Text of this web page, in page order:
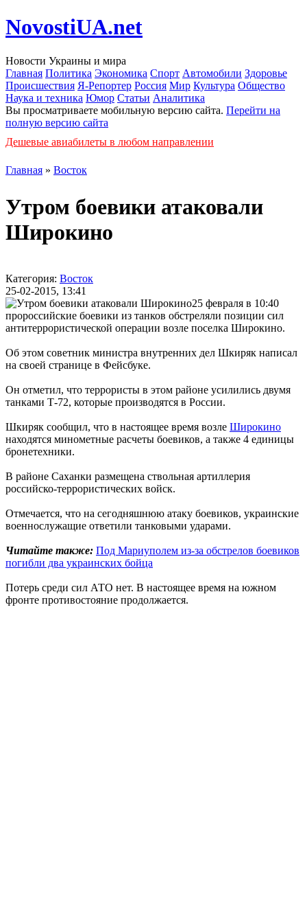
NovostiUA.net
Новости Украины и мира
Главная Политика Экономика Спорт Автомобили Здоровье
Происшествия Я-Репортер Россия Мир Культура Общество
Наука и техника Юмор Статьи Аналитика
Вы просматриваете мобильную версию сайта. Перейти на
полную версию сайта
Дешевые авиабилеты в любом направлении
Главная » Восток
Утром боевики атаковали
Широкино
Категория: Восток
25-02-2015, 13:41
25 февраля в 10:40
пророссийские боевики из танков обстреляли позиции сил
антитеррористической операции возле поселка Широкино.
Об этом советник министра внутренних дел Шкиряк написал
на своей странице в Фейсбуке.
Он отметил, что террористы в этом районе усилились двумя
танками Т-72, которые производятся в России.
Шкиряк сообщил, что в настоящее время возле Широкино
находятся минометные расчеты боевиков, а также 4 единицы
бронетехники.
В районе Саханки размещена ствольная артиллерия
российско-террористических войск.
Отмечается, что на сегодняшнюю атаку боевиков, украинские
военнослужащие ответили танковыми ударами.
Читайте также: Под Мариуполем из-за обстрелов боевиков
погибли два украинских бойца
Потерь среди сил АТО нет. В настоящее время на южном
фронте противостояние продолжается.